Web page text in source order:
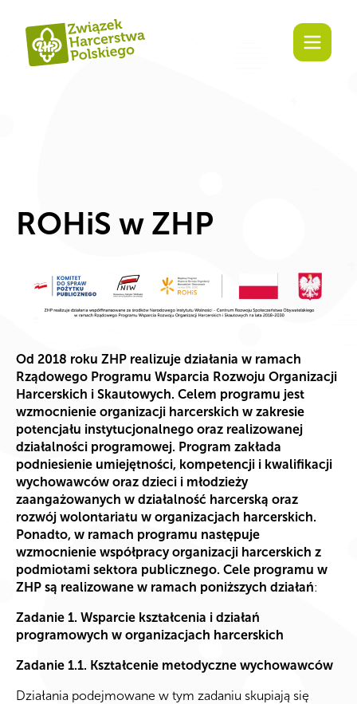
ROHiS w ZHP
Od 2018 roku ZHP realizuje działania w ramach
Rządowego Programu Wsparcia Rozwoju Organizacji
Harcerskich i Skautowych. Celem programu jest
wzmocnienie organizacji harcerskich w zakresie
potencjału instytucjonalnego oraz realizowanej
działalności programowej. Program zakłada
podniesienie umiejętności, kompetencji i kwalifikacji
wychowawców oraz dzieci i młodzieży
zaangażowanych w działalność harcerską oraz
rozwój wolontariatu w organizacjach harcerskich.
Ponadto, w ramach programu następuje
wzmocnienie współpracy organizacji harcerskich z
podmiotami sektora publicznego. Cele programu w
ZHP są realizowane w ramach poniższych działań:
Zadanie 1. Wsparcie kształcenia i działań
programowych w organizacjach harcerskich
Zadanie 1.1. Kształcenie metodyczne wychowawców
Działania podejmowane w tym zadaniu skupiają się